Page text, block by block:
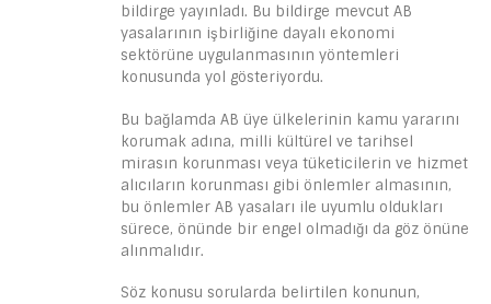
bildirge yayınladı. Bu bildirge mevcut AB
yasalarının işbirliğine dayalı ekonomi
sektörüne uygulanmasının yöntemleri
konusunda yol gösteriyordu.
Bu bağlamda AB üye ülkelerinin kamu yararını
korumak adına, milli kültürel ve tarihsel
mirasın korunması veya tüketicilerin ve hizmet
alıcıların korunması gibi önlemler almasının,
bu önlemler AB yasaları ile uyumlu oldukları
sürece, önünde bir engel olmadığı da göz önüne
alınmalıdır.
Söz konusu sorularda belirtilen konunun,